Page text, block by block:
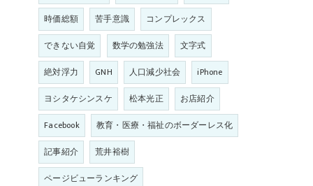
時価総額
苦手意識
コンプレックス
できない自覚
数学の勉強法
文字式
絶対浮力
GNH 人口減少社会
iPhone
ヨシタケシンスケ
松本光正
お店紹介
Facebook
教育・医療・福祉のボーダーレス化
記事紹介
荒井裕樹
ページビューランキング